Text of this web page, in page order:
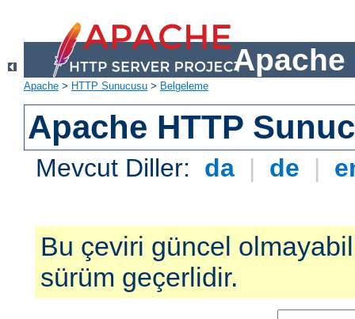
Apache
Apache > HTTP Sunucusu > Belgeleme
Apache HTTP
Mevcut Diller: da | de |
Bu çeviri güncel
sürüm geçerlidir.